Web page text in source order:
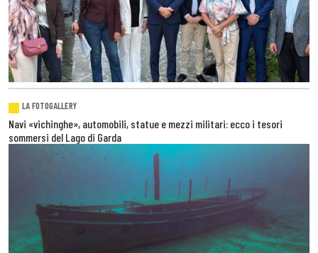
LA FOTOGALLERY
Navi «vichinghe», automobili, statue e mezzi militari: ecco i tesori
sommersi del Lago di Garda